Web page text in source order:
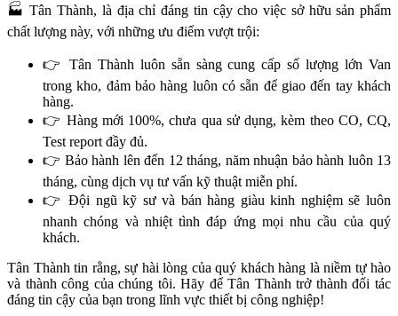
🏭 Tân Thành, là địa chỉ đáng tin cậy cho việc sở hữu sản phẩm
chất lượng này, với những ưu điểm vượt trội:
👉 Tân Thành luôn sẵn sàng cung cấp số lượng lớn Van
trong kho, đảm bảo hàng luôn có sẵn để giao đến tay khách
hàng.
👉 Hàng mới 100%, chưa qua sử dụng, kèm theo CO, CQ,
Test report đầy đủ.
👉 Bảo hành lên đến 12 tháng, năm nhuận bảo hành luôn 13
tháng, cùng dịch vụ tư vấn kỹ thuật miễn phí.
👉 Đội ngũ kỹ sư và bán hàng giàu kinh nghiệm sẽ luôn
nhanh chóng và nhiệt tình đáp ứng mọi nhu cầu của quý
khách.
Tân Thành tin rằng, sự hài lòng của quý khách hàng là niềm tự hào
và thành công của chúng tôi. Hãy để Tân Thành trở thành đối tác
đáng tin cậy của bạn trong lĩnh vực thiết bị công nghiệp!